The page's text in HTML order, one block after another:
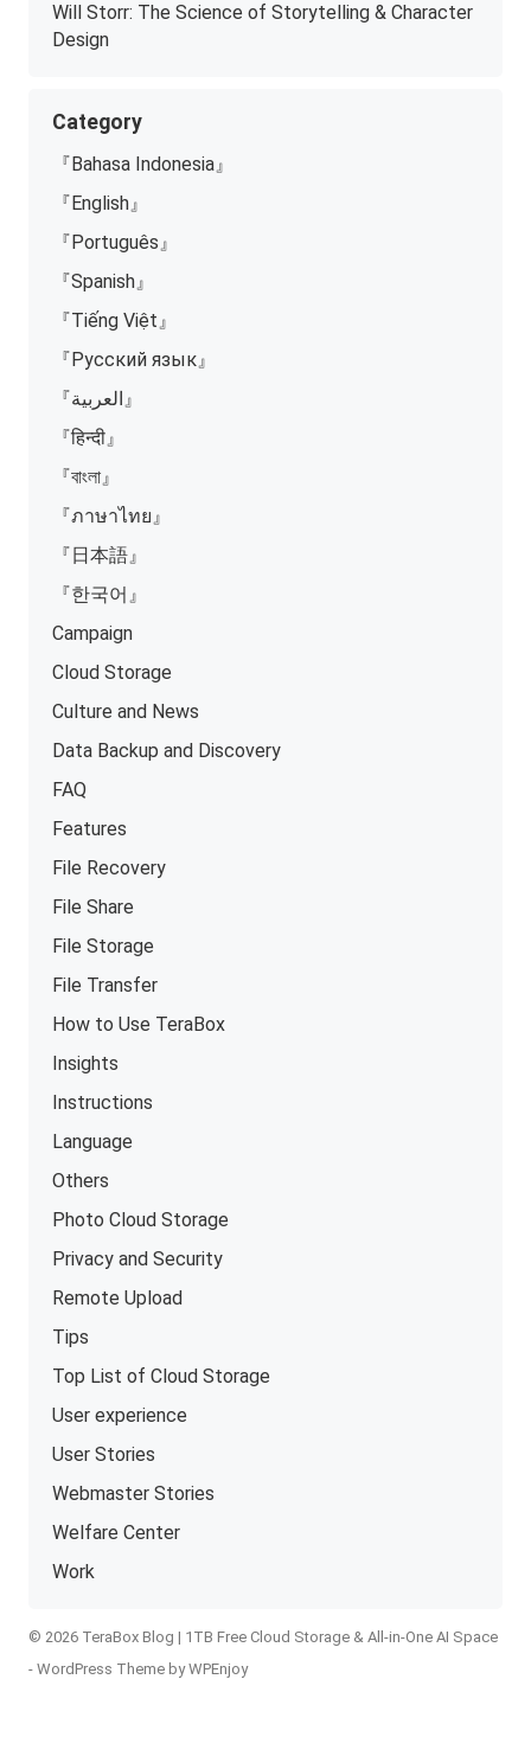
Will Storr: The Science of Storytelling & Character
Design
Category
『Bahasa Indonesia』
『English』
『Português』
『Spanish』
『Tiếng Việt』
『Русский язык』
『العربية』
『हिन्दी』
『বাংলা』
『ภาษาไทย』
『日本語』
『한국어』
Campaign
Cloud Storage
Culture and News
Data Backup and Discovery
FAQ
Features
File Recovery
File Share
File Storage
File Transfer
How to Use TeraBox
Insights
Instructions
Language
Others
Photo Cloud Storage
Privacy and Security
Remote Upload
Tips
Top List of Cloud Storage
User experience
User Stories
Webmaster Stories
Welfare Center
Work
© 2026 TeraBox Blog | 1TB Free Cloud Storage & All-in-One AI Space
-WordPress Theme byWPEnjoy